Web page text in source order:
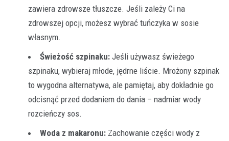
zawiera zdrowsze tłuszcze. Jeśli zależy Ci na
zdrowszej opcji, możesz wybrać tuńczyka w sosie
własnym.
Świeżość szpinaku: Jeśli używasz świeżego
szpinaku, wybieraj młode, jędrne liście. Mrożony szpinak
to wygodna alternatywa, ale pamiętaj, aby dokładnie go
odcisnąć przed dodaniem do dania – nadmiar wody
rozcieńczy sos.
Woda z makaronu: Zachowanie części wody z